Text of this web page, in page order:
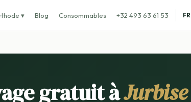
▾ Blog Consommables +32 493 63 61 53 FR
gratuit àJurbise